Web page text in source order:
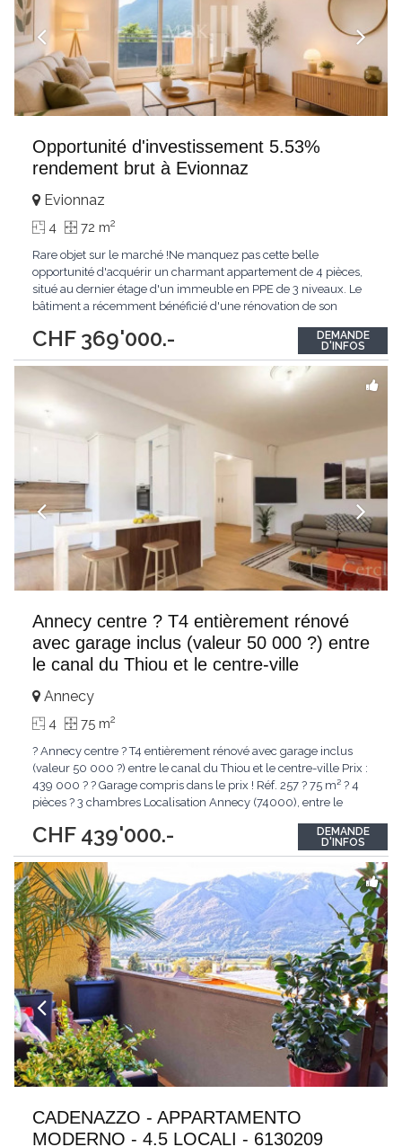
Opportunité d'investissement 5.53%
rendement brut à Evionnaz
CHF 369'000.-
Evionnaz
4 72 m2
Rare objet sur le marché !Ne manquez pas cette belle
opportunité d'acquérir un charmant appartement de 4 pièces,
situé au dernier étage d'un immeuble en PPE de 3 niveaux. Le
bâtiment a récemment bénéficié d'une rénovation de son
thermique et son efficacité énergétique.L'immeuble ne dispose
pas d'ascenseur, ce qui représente...
DEMANDE
D'INFOS
Annecy centre ? T4 entièrement rénové
avec garage inclus (valeur 50 000 ?) entre
le canal du Thiou et le centre-ville
CHF 439'000.-
Annecy
4 75 m2
? Annecy centre ? T4 entièrement rénové avec garage inclus
(valeur 50 000 ?) entre le canal du Thiou et le centre-ville Prix :
439 000 ? ? Garage compris dans le prix ! Réf. 257 ? 75 m² ? 4
pièces ? 3 chambres Localisation Annecy (74000), entre le
recherché et très central. À deux pas des commerces, écoles,
transports,...
DEMANDE
D'INFOS
CADENAZZO - APPARTAMENTO
MODERNO - 4.5 LOCALI - 6130209